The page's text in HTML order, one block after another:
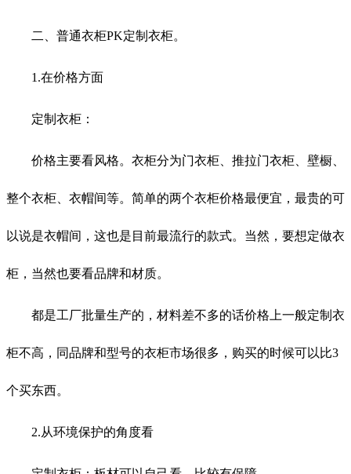
二、普通衣柜PK定制衣柜。
1.在价格方面
定制衣柜：
价格主要看风格。衣柜分为门衣柜、推拉门衣柜、壁橱、
整个衣柜、衣帽间等。简单的两个衣柜价格最便宜，最贵的可
以说是衣帽间，这也是目前最流行的款式。当然，要想定做衣
柜，当然也要看品牌和材质。
都是工厂批量生产的，材料差不多的话价格上一般定制衣
柜不高，同品牌和型号的衣柜市场很多，购买的时候可以比3
个买东西。
2.从环境保护的角度看